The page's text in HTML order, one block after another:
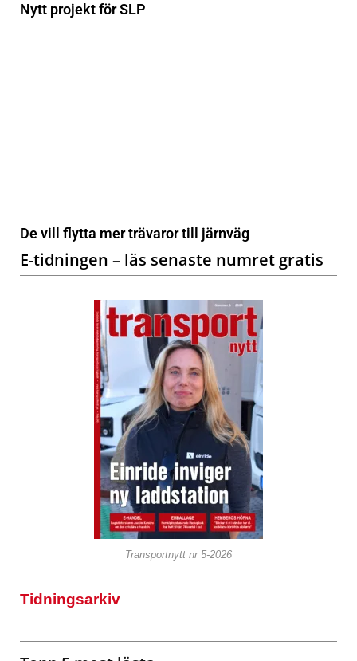
Nytt projekt för SLP
De vill flytta mer trävaror till järnväg
E-tidningen – läs senaste numret gratis
Transportnytt nr 5-2026
Tidningsarkiv